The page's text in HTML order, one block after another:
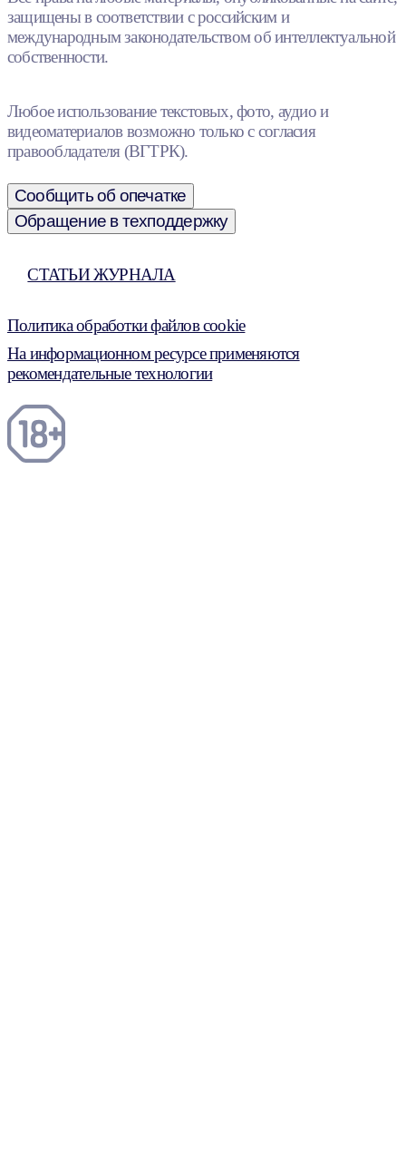
защищены в соответствии с российским и
международным законодательством об интеллектуальной
собственности.
Любое использование текстовых, фото, аудио и
видеоматериалов возможно только с согласия
правообладателя (ВГТРК).
Сообщить об опечатке
Обращение в техподдержку
СТАТЬИ ЖУРНАЛА
Политика обработки файлов cookie
На информационном ресурсе применяются
рекомендательные технологии